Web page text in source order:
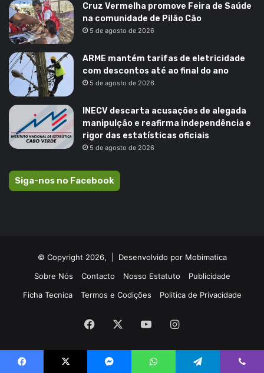
Cruz Vermelha promove Feira de Saúde
na comunidade de Pilão Cão
5 de agosto de 2026
ARME mantém tarifas de eletricidade
com descontos até ao final do ano
5 de agosto de 2026
INECV descarta acusações de alegada
manipulção e reafirma independência e
rigor das estatísticas oficiais
5 de agosto de 2026
Siga-nos no Facebook
© Copyright 2026, | Desenvolvido por Mobimatica
Sobre Nós
Contacto Nosso Estatuto
Publicidade
Ficha Tecnica
Termos e Codições Politica de Privacidade
Facebook YouTubeInstagram